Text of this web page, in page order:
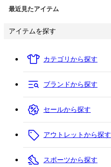
最近見たアイテム
アイテムを探す
カテゴリから探す
ブランドから探す
セールから探す
アウトレットから探す
スポーツから探す